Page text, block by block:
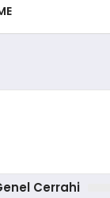
Cerrahi